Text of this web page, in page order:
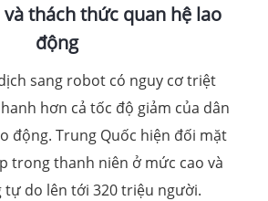
và thách thức quan hệ lao
động
sang robot có nguy cơ triệt
hơn cả tốc độ giảm của dân
động. Trung Quốc hiện đối mặt
trong thanh niên ở mức cao và
do lên tới 320 triệu người.